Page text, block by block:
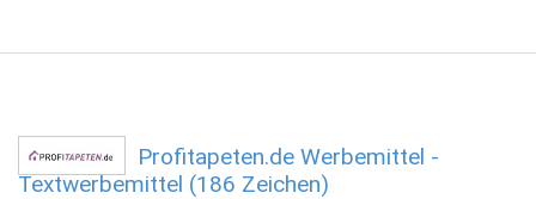
Profitapeten.de Werbemittel -
Textwerbemittel (186 Zeichen)